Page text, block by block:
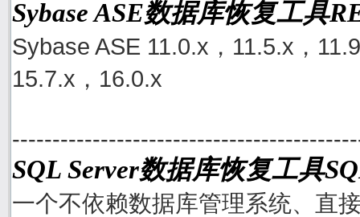
Sybase ASE数据库恢复工具
Sybase ASE 11.0.x，11.5.x，
15.7.x，16.0.x
SQL Server数据库恢复工具
一个不依赖数据库管理系统、直